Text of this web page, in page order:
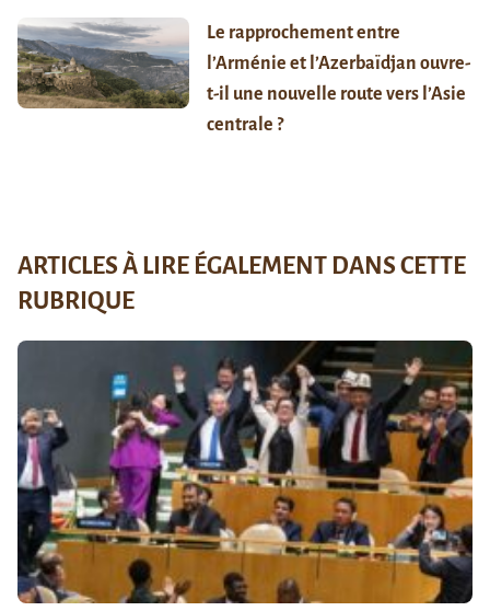
Le rapprochement entre
l’Arménie et l’Azerbaïdjan ouvre-
t-il une nouvelle route vers l’Asie
centrale ?
ARTICLES À LIRE ÉGALEMENT DANS CETTE
RUBRIQUE